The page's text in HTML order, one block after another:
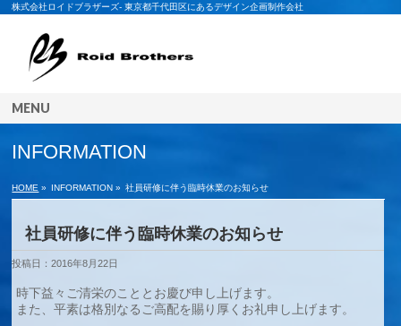
株式会社ロイドブラザーズ- 東京都千代田区にあるデザイン企画制作会社
MENU
INFORMATION
HOME » INFORMATION » 社員研修に伴う臨時休業のお知らせ
社員研修に伴う臨時休業のお知らせ
投稿日：2016年8月22日
時下益々ご清栄のこととお慶び申し上げます。
また、平素は格別なるご高配を賜り厚くお礼申し上げます。